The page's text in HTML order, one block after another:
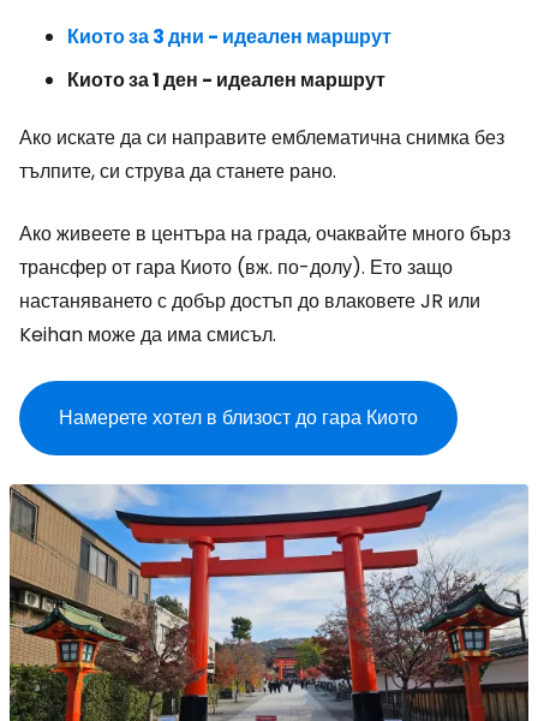
Киото за 3 дни - идеален маршрут
Киото за 1 ден - идеален маршрут
Ако искате да си направите емблематична снимка без
тълпите, си струва да станете рано.
Ако живеете в центъра на града, очаквайте много бърз
трансфер от гара Киото (вж. по-долу). Ето защо
настаняването с добър достъп до влаковете JR или
Keihan може да има смисъл.
Намерете хотел в близост до гара Киото